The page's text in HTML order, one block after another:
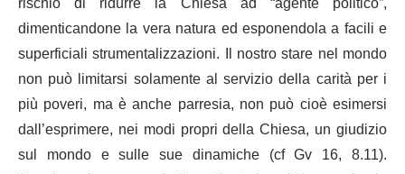
dimenticandone la vera natura ed esponendola a facili e
superficiali strumentalizzazioni. Il nostro stare nel mondo
non può limitarsi solamente al servizio della carità per i
più poveri, ma è anche parresia, non può cioè esimersi
dall’esprimere, nei modi propri della Chiesa, un giudizio
sul mondo e sulle sue dinamiche (cf Gv 16, 8.11).